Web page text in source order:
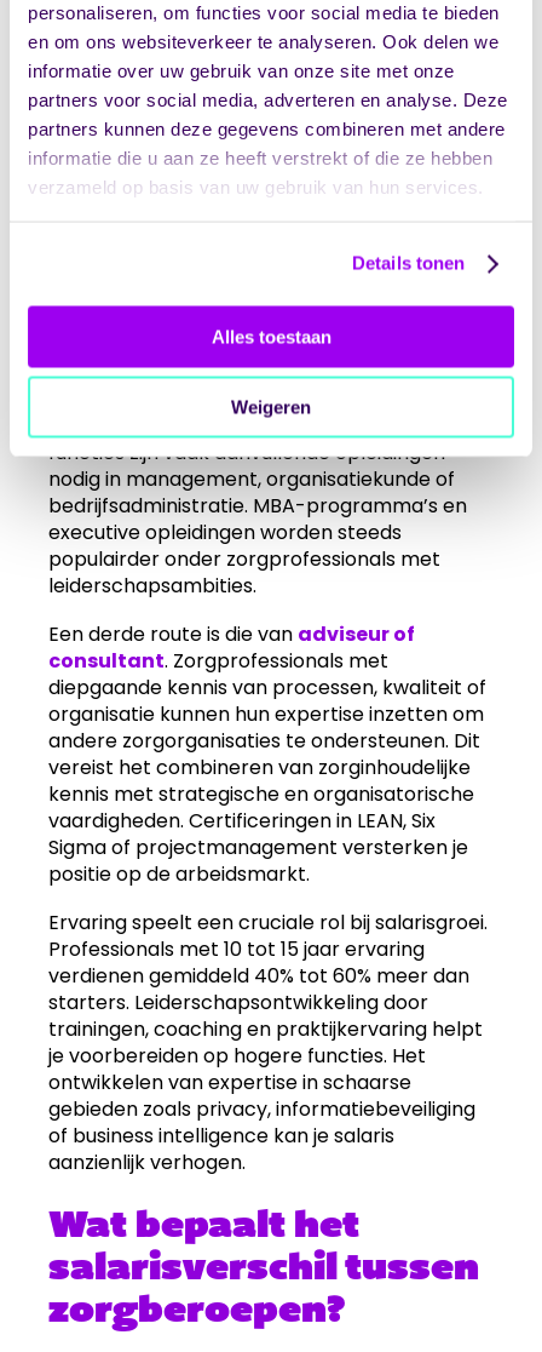
personaliseren, om functies voor social media te bieden
en om ons websiteverkeer te analyseren. Ook delen we
informatie over uw gebruik van onze site met onze
partners voor social media, adverteren en analyse. Deze
partners kunnen deze gegevens combineren met andere
informatie die u aan ze heeft verstrekt of die ze hebben
verzameld op basis van uw gebruik van hun services.
Details tonen
Alles toestaan
Weigeren
Doorgroei naar een hoger salaris in de zorg
volgt verschillende paden. De klinische route
houdt in dat je je verder specialiseert binnen je
vakgebied. Verpleegkundigen kunnen
doorgroeien naar gespecialiseerd
verpleegkundige of nurse practitioner, wat
een salarisstijging van €10.000 tot €20.000 kan
hun marktwaarde verder verhoogt.
aantrekkelijke mogelijkheden. Professionals die
leidinggevende taken op zich nemen, zoals
teamleider of afdelingsmanager, zien hun
salaris stijgen met 15% tot 30%. Voor deze
functies zijn vaak aanvullende opleidingen
nodig in management, organisatiekunde of
bedrijfsadministratie. MBA-programma’s en
executive opleidingen worden steeds
populairder onder zorgprofessionals met
leiderschapsambities.
Een derde route is die van adviseur of
consultant. Zorgprofessionals met
diepgaande kennis van processen, kwaliteit of
organisatie kunnen hun expertise inzetten om
andere zorgorganisaties te ondersteunen. Dit
vereist het combineren van zorginhoudelijke
kennis met strategische en organisatorische
vaardigheden. Certificeringen in LEAN, Six
Sigma of projectmanagement versterken je
positie op de arbeidsmarkt.
Ervaring speelt een cruciale rol bij salarisgroei.
Professionals met 10 tot 15 jaar ervaring
verdienen gemiddeld 40% tot 60% meer dan
starters. Leiderschapsontwikkeling door
trainingen, coaching en praktijkervaring helpt
je voorbereiden op hogere functies. Het
ontwikkelen van expertise in schaarse
gebieden zoals privacy, informatiebeveiliging
of business intelligence kan je salaris
aanzienlijk verhogen.
Wat bepaalt het
salarisverschil tussen
zorgberoepen?